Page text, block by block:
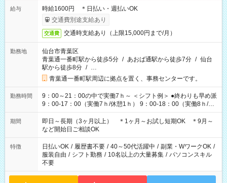
給与
時給1600円 ＊日払い・週払いOK
交通費別途支給あり
交通費 交通時支給あり（上限15,000円まで/月）
勤務地
仙台市青葉区
青葉通一番町駅から徒歩5分 / あおば通駅から徒歩7分 / 仙台
駅から徒歩8分 / …
青葉通一番町駅周辺に拠点を置く、事務センターです。
勤務時間
9：00～21：00の中で実働7ｈ～ ＜シフト例＞ ●終わりも早め派
9：00-17：00（実働7ｈ/休憩1ｈ） 9：00-18：00（実働8ｈ/休
憩1ｈ） 10：00-19：00（実働8ｈ/休憩1ｈ） ●朝ゆっくり派
11：00-20：00（実働8ｈ/休憩1ｈ） 12：00-20：00（実働7ｈ/
休憩1ｈ） 12：00-21：00（実働8ｈ/休憩1ｈ） 13：00-22：
00（実働8ｈ/休憩1ｈ） ＊時間帯固定OK
期間
即日～長期（3ヶ月以上） ＊1ヶ月～お試し短期OK ＊9月～
など開始日ご相談OK
特徴 日払いOK / 履歴書不要 / 40～50代活躍中 / 副業・WワークOK /
服装自由 / シフト勤務 / 10名以上の大量募集 / パソコンスキル
不要